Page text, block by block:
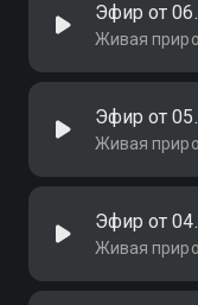
Эфир от
Живая
Эфир от
Живая
Эфир от
Живая